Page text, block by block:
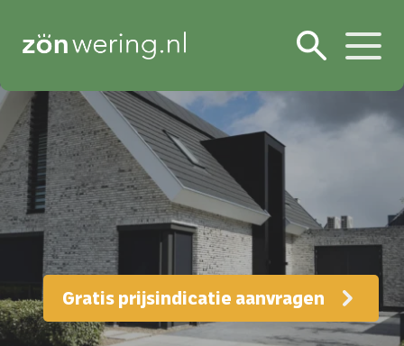
Gratis prijsindicatie aanvragen